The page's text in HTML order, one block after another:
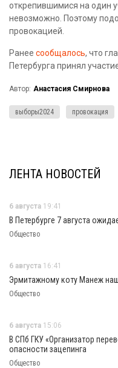
открепившимися на один
невозможно. Поэтому
провокацией.
Ранее сообщалось, что
Петербурга принял
Автор: Анастасия Смирнова
выборы2024 провокация
ЛЕНТА НОВОСТЕЙ
6 августа 19:41
В Петербурге 7 августа
Общество
6 августа 16:41
Эрмитажному коту Манеж
Общество
6 августа 15:06
В СПб ГКУ «Организатор
опасности зацепинга
Общество